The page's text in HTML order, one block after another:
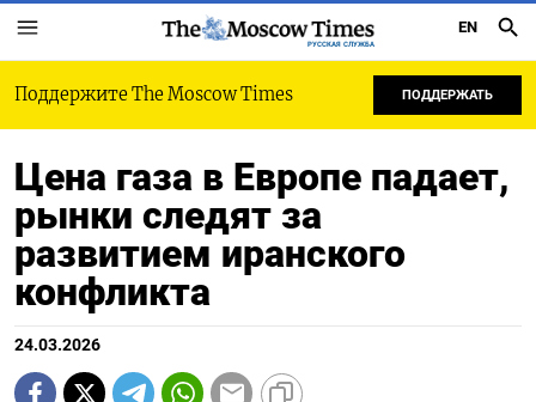
РУССКАЯ СЛУЖБА
EN
Поддержите The Moscow Times ПОДДЕРЖАТЬ
Цена газа в Европе падает,
рынки следят за
развитием иранского
конфликта
24.03.2026